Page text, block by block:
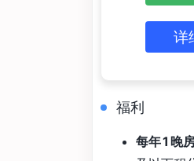
详
福利
每年 1 晚